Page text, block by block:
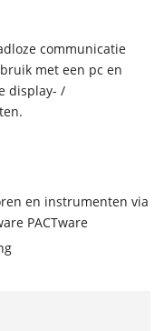
communicatie
met een pc en
display- /
en instrumenten via
PACTware